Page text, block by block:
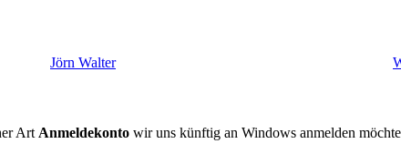
Jörn Walter
Art Anmeldekonto wir uns künftig an Windows anmelden